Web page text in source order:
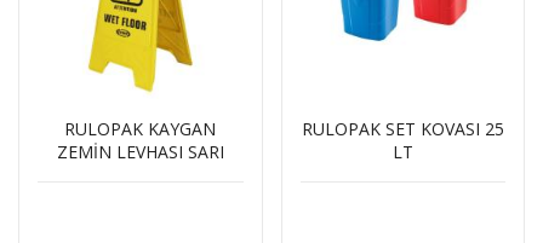
RULOPAK KAYGAN
ZEMİN LEVHASI SARI
RULOPAK SET KOVASI 25
LT